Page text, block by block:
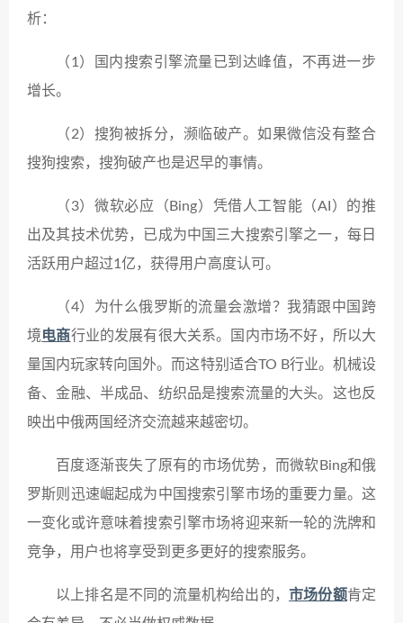
析：
（1）国内搜索引擎流量已到达峰值，不再进一步
增长。
（2）搜狗被拆分，濒临破产。如果微信没有整合
搜狗搜索，搜狗破产也是迟早的事情。
（3）微软必应（Bing）凭借人工智能（AI）的推
出及其技术优势，已成为中国三大搜索引擎之一，每日
活跃用户超过1亿，获得用户高度认可。
（4）为什么俄罗斯的流量会激增？我猜跟中国跨
境电商行业的发展有很大关系。国内市场不好，所以大
量国内玩家转向国外。而这特别适合TO B行业。机械设
备、金融、半成品、纺织品是搜索流量的大头。这也反
映出中俄两国经济交流越来越密切。
百度逐渐丧失了原有的市场优势，而微软Bing和俄
罗斯则迅速崛起成为中国搜索引擎市场的重要力量。这
一变化或许意味着搜索引擎市场将迎来新一轮的洗牌和
竞争，用户也将享受到更多更好的搜索服务。
以上排名是不同的流量机构给出的，市场份额肯定